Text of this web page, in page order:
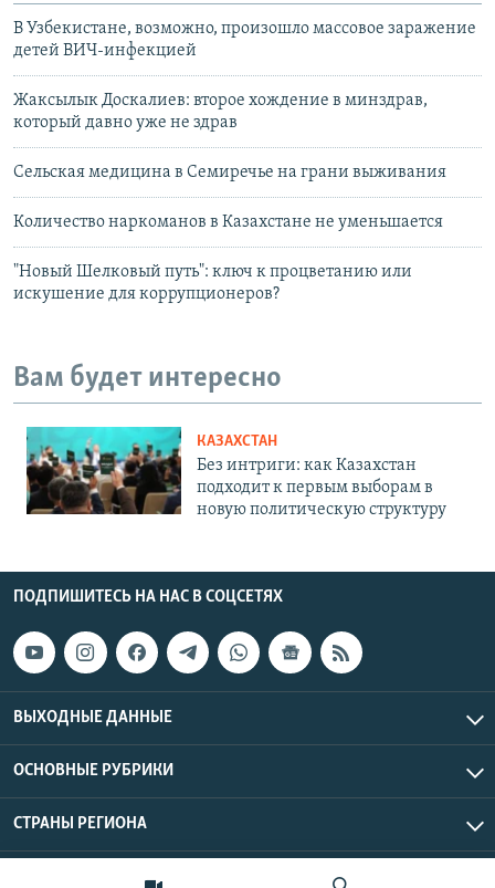
В Узбекистане, возможно, произошло массовое заражение
детей ВИЧ-инфекцией
Жаксылык Доскалиев: второе хождение в минздрав,
который давно уже не здрав
Сельская медицина в Семиречье на грани выживания
Количество наркоманов в Казахстане не уменьшается
"Новый Шелковый путь": ключ к процветанию или
искушение для коррупционеров?
Вам будет интересно
КАЗАХСТАН
Без интриги: как Казахстан
подходит к первым выборам в
новую политическую структуру
ПОДПИШИТЕСЬ НА НАС В СОЦСЕТЯХ
ВЫХОДНЫЕ ДАННЫЕ
ОСНОВНЫЕ РУБРИКИ
СТРАНЫ РЕГИОНА
Азаттык Азия © 2026 RFE/RL, Inc. | Все права защищены.